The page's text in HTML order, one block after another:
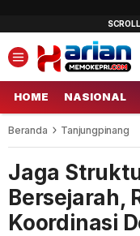
HOME NASIONAL
Beranda Tanjungpinang
Jaga
Bersejarah,
Koordinasi